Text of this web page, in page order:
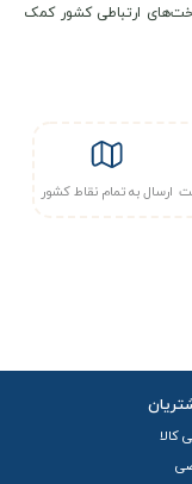
ارتباطی کشور کمک
ارسال به تمام نقاط کشور
کالا